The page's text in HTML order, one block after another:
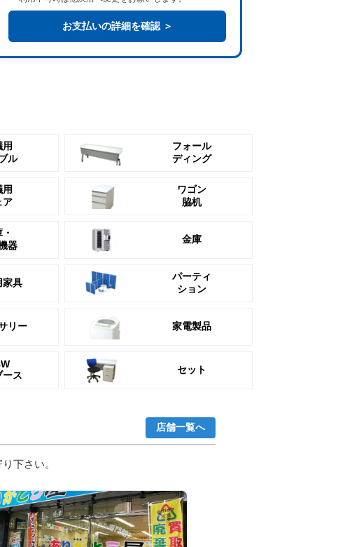
お支払いの詳細を確認 ＞
用
ル
フォール
ディング
用
ア
ワゴン
脇机
器
金庫
家具
パーティ
ション
リー 家電製品
ース
セット
店舗一覧へ
下さい。